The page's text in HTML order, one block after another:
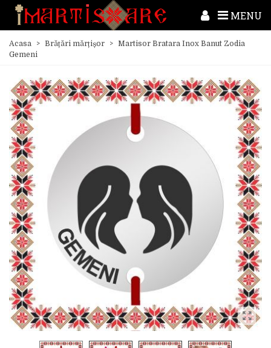
MENU
Acasa > Brățări mărțișor > Martisor Bratara Inox Banut Zodia
Gemeni